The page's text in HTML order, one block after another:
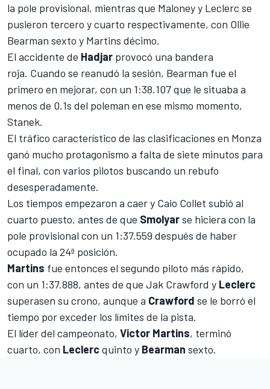
la pole provisional, mientras que Maloney y Leclerc se
pusieron tercero y cuarto respectivamente, con Ollie
Bearman sexto y Martins décimo.
El accidente de Hadjar provocó una bandera
roja. Cuando se reanudó la sesión, Bearman fue el
primero en mejorar, con un 1:38.107 que le situaba a
menos de 0.1s del poleman en ese mismo momento,
Stanek.
El tráfico característico de las clasificaciones en Monza
ganó mucho protagonismo a falta de siete minutos para
el final, con varios pilotos buscando un rebufo
desesperadamente.
Los tiempos empezaron a caer y Caio Collet subió al
cuarto puesto, antes de que Smolyarse hiciera con la
pole provisional con un 1:37.559 después de haber
ocupado la 24ª posición.
Martins fue entonces el segundo piloto más rápido,
con un 1:37.888, antes de que Jak Crawford y Leclerc
superasen su crono, aunque a Crawford se le borró el
tiempo por exceder los límites de la pista.
El líder del campeonato, Victor Martins, terminó
cuarto, con Leclercquinto y Bearman sexto.